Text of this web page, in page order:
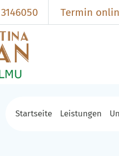
Termin
Startseite Leistungen